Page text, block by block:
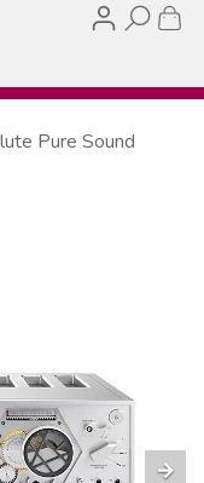
Pure Sound
arrow_forward